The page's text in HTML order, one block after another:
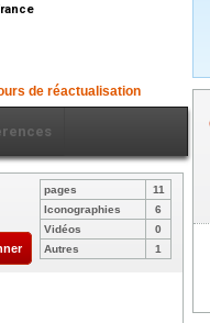
de réactualisation
pages
11
Iconographies
6
Vidéos
0
Autres
1